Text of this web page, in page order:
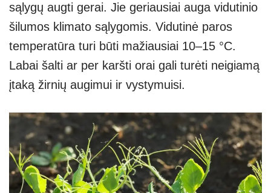
sąlygų augti gerai. Jie geriausiai auga vidutinio
šilumos klimato sąlygomis. Vidutinė paros
temperatūra turi būti mažiausiai 10–15 °C.
Labai šalti ar per karšti orai gali turėti neigiamą
įtaką žirnių augimui ir vystymuisi.